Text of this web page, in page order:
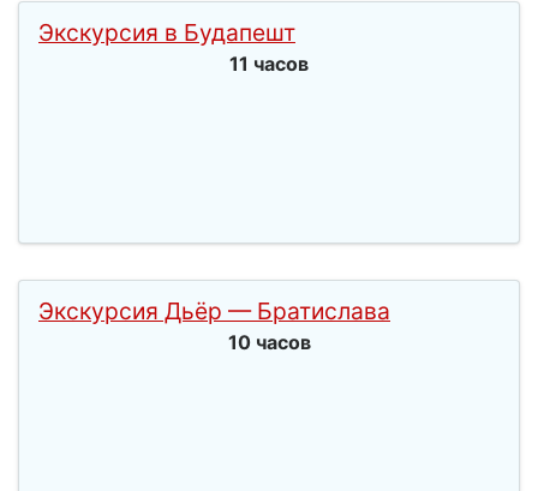
Экскурсия в Будапешт
11 часов
Экскурсия Дьёр — Братислава
10 часов